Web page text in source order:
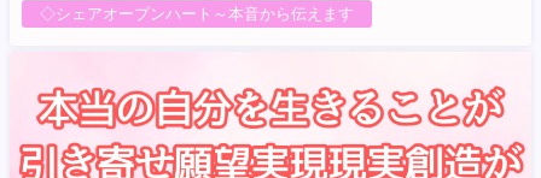
◇シェアオープンハート～本音から伝えます